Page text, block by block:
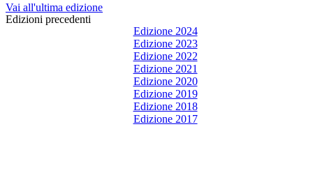
Vai all'ultima edizione
Edizioni precedenti
Edizione 2024
Edizione 2023
Edizione 2022
Edizione 2021
Edizione 2020
Edizione 2019
Edizione 2018
Edizione 2017